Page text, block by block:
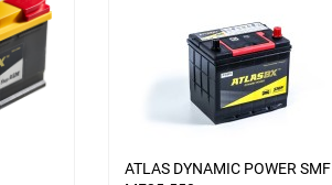
ATLAS DYNAMIC POWER SMF